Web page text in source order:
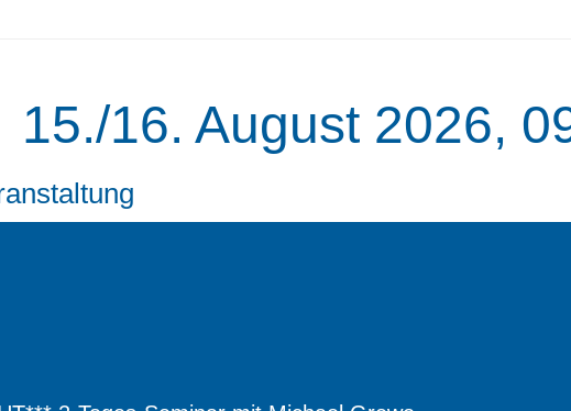
15./16. August 2026,